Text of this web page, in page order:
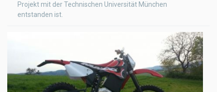
Projekt mit der Technischen Universität München
entstanden ist.